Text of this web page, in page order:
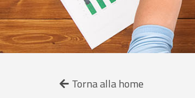
Torna alla home